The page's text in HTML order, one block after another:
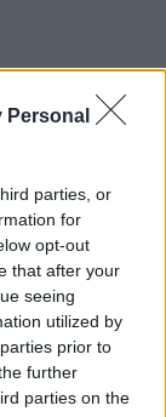
Personal
parties, or
for
opt-out
that after your
seeing
utilized by
prior to
further
parties on the